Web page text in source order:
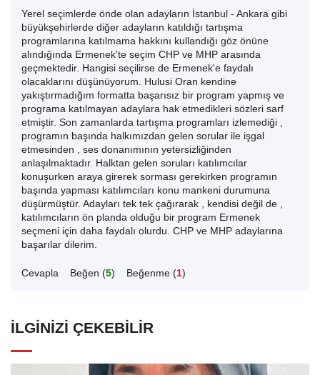
Yerel seçimlerde önde olan adayların İstanbul - Ankara gibi
büyükşehirlerde diğer adayların katıldığı tartışma
programlarına katılmama hakkını kullandığı göz önüne
alındığında Ermenek'te seçim CHP ve MHP arasında
geçmektedir. Hangisi seçilirse de Ermenek'e faydalı
olacaklarını düşünüyorum. Hulusi Oran kendine
yakıştırmadığım formatta başarısız bir program yapmış ve
programa katılmayan adaylara hak etmedikleri sözleri sarf
etmiştir. Son zamanlarda tartışma programları izlemediği ,
programın başında halkımızdan gelen sorular ile işgal
etmesinden , ses donanımının yetersizliğinden
anlaşılmaktadır. Halktan gelen soruları katılımcılar
konuşurken araya girerek sorması gerekirken programın
başında yapması katılımcıları konu mankeni durumuna
düşürmüştür. Adayları tek tek çağırarak , kendisi değil de ,
katılımcıların ön planda olduğu bir program Ermenek
seçmeni için daha faydalı olurdu. CHP ve MHP adaylarına
başarılar dilerim.
Cevapla Beğen (5) Beğenme (1)
İLGINIZI ÇEKEBILIR